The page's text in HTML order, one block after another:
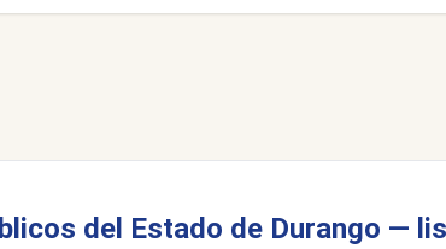
del Estado de Durango —